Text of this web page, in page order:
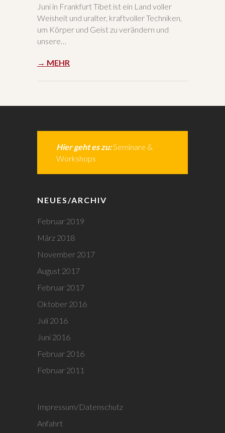
Juni in Frankfurt Tibet ist ein Land voller
Weisheit und uralter, kraftvoller Techniken,
um Körper und Geist zu verändern und
unsere…
→ MEHR
Hier geht es zu: Seminare &
Workshops
NEUES/ARCHIV
Februar 2019
März 2018
November 2017
August 2017
Februar 2017
Oktober 2016
Juli 2016
Juni 2016
Februar 2016
Februar 2011
Impressum/Datenschutz
Anfahrt